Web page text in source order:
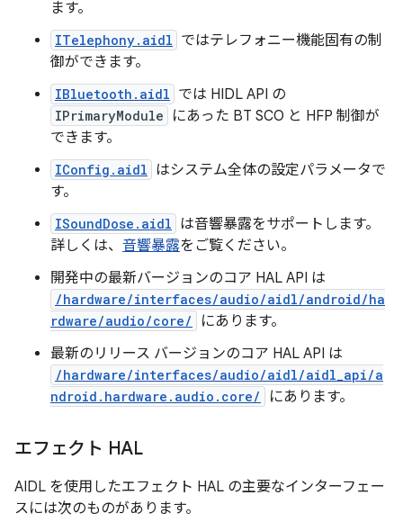
ます。
ITelephony.aidl ではテレフォニー機能固有の制
御ができます。
IBluetooth.aidl では HIDL API の
IPrimaryModule
にあった BT SCO と HFP 制御が
できます。
IConfig.aidl はシステム全体の設定パラメータで
す。
ISoundDose.aidl は音響暴露をサポートします。
詳しくは、 音響暴露をご覧ください。
開発中の最新バージョンのコア HAL API は
/hardware/interfaces/audio/aidl/android/ha
rdware/audio/core/
にあります。
最新のリリース バージョンのコア HAL API は
/hardware/interfaces/audio/aidl/aidl_api/a
ndroid.hardware.audio.core/
にあります。
エフェクト HAL
AIDL を使用したエフェクト HAL の主要なインターフェー
スには次のものがあります。